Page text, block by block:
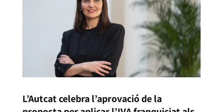
L’Autcat celebra l’aprovació de la